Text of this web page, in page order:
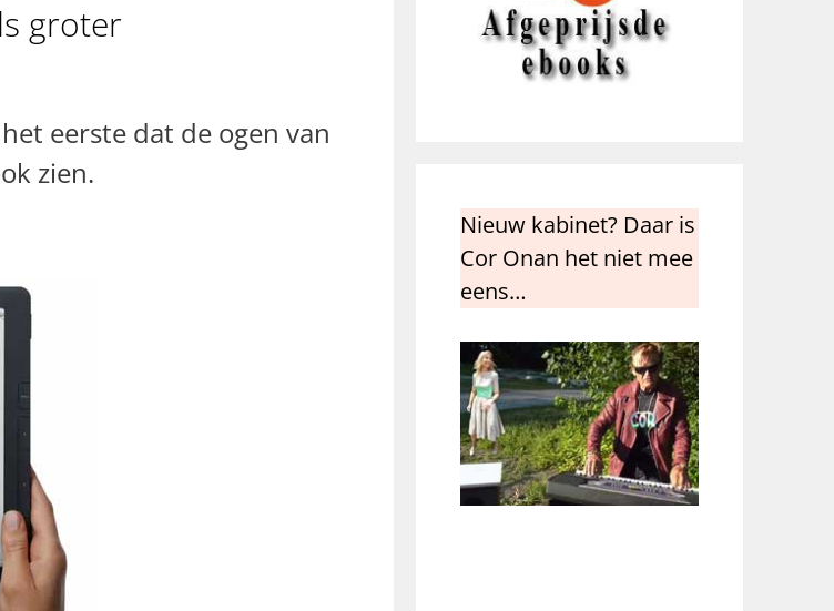
groter
eerste dat de ogen van
zien.
Nieuw kabinet? Daar is
Cor Onan het niet mee
eens…